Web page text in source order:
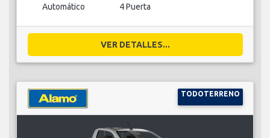
Automático 4 Puerta
VER DETALLES...
TODOTERRENO